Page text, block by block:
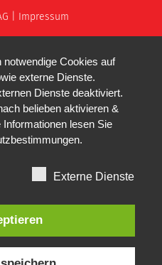
Impressum
Cookies auf
externe Dienste.
Dienste deaktiviert.
belieben aktivieren &
lesen Sie
.
Externe Dienste